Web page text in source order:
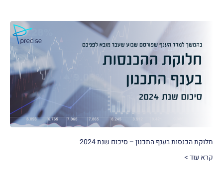
חלוקת הכנסות בענף התכנון – סיכום שנת 2024
קרא עוד >